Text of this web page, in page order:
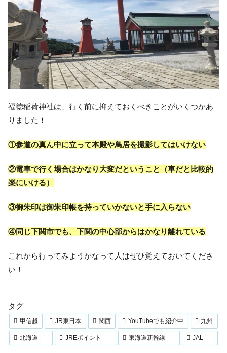
福徳稲荷神社は、行く前に抑えておくべきことがいくつかあ
りました！
①参道の真ん中に立って本殿や鳥居を撮影してはいけない
②電車で行く場合はかなり大変だということ（車だと比較的
楽にいける）
③御朱印は御朱印帳を持っていかないと手に入らない
④同じ下関市でも、下関の中心部からはかなり離れている
これから行ってみようかなって人はぜひ覚えておいてくださ
い！
タグ
甲信越 JR東日本 関西 YouTubeでも紹介中 九州
北海道 JREポイント 東海道新幹線 JAL